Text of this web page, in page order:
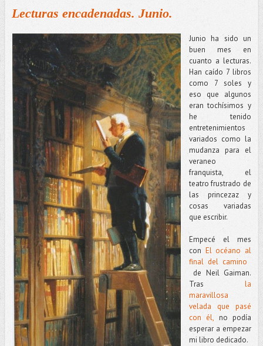
Lecturas encadenadas. Junio.
Junio ha sido un
buen mes en
cuanto a lecturas.
Han caído 7 libros
como 7 soles y
eso que algunos
eran tochísimos y
he tenido
entretenimientos
variados como la
mudanza para el
veraneo
franquista, el
teatro frustrado de
las princezaz y
cosas variadas
que escribir.
Empecé el mes
con El océano al
final del camino
de Neil Gaiman.
Trasla
maravillosa
velada que pasé
con él, no podía
esperar a empezar
mi libro dedicado.